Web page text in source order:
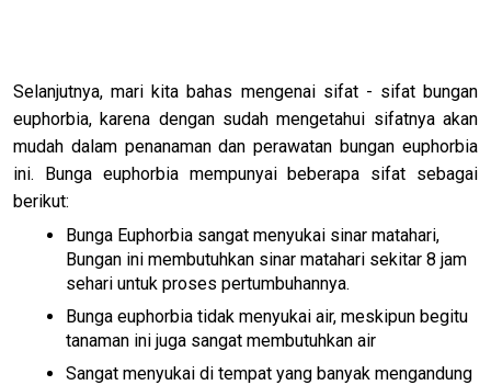
Selanjutnya, mari kita bahas mengenai sifat - sifat bungan
euphorbia, karena dengan sudah mengetahui sifatnya akan
mudah dalam penanaman dan perawatan bungan euphorbia
ini. Bunga euphorbia mempunyai beberapa sifat sebagai
berikut:
Bunga Euphorbia sangat menyukai sinar matahari,
Bungan ini membutuhkan sinar matahari sekitar 8 jam
sehari untuk proses pertumbuhannya.
Bunga euphorbia tidak menyukai air, meskipun begitu
tanaman ini juga sangat membutuhkan air
Sangat menyukai di tempat yang banyak mengandung